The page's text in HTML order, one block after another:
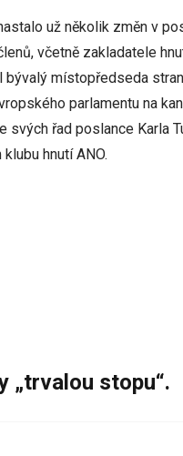
už několik změn v
včetně zakladatele
bývalý místopředseda
parlamentu na
řad poslance Karla
hnutí ANO.
„trvalou stopu“.